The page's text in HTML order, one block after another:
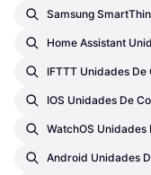
Samsung
Home Assistant
IFTTT Unidades
IOS Unidades De
WatchOS Unidades
Android Unidades